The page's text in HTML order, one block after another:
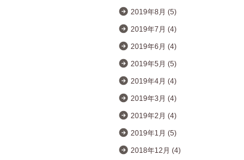
2019年8月 (5)
2019年7月 (4)
2019年6月 (4)
2019年5月 (5)
2019年4月 (4)
2019年3月 (4)
2019年2月 (4)
2019年1月 (5)
2018年12月 (4)